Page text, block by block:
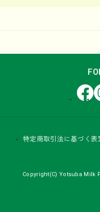
Facebook
特定商取引法に基づく表
Copyright(C) Yotsuba Milk